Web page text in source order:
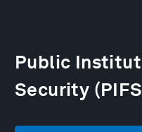
Public
Security